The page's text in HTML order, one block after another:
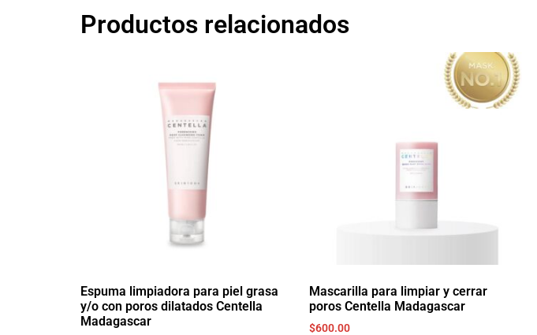
Productos relacionados
Espuma limpiadora para piel grasa
y/o con poros dilatados Centella
Madagascar
Mascarilla para limpiar y cerrar
poros Centella Madagascar
$600.00